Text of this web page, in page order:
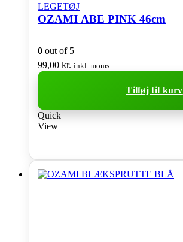
LEGETØJ
OZAMI ABE PINK 46cm
0 out of 5
99,00 kr. inkl. moms
Tilføj til kurv
Quick
View